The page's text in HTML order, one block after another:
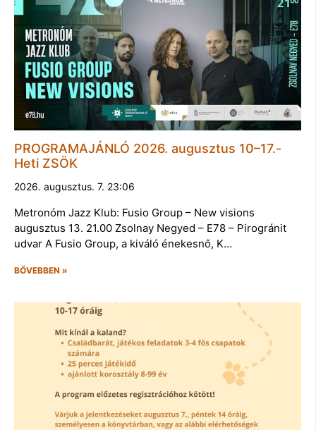
PROGRAMAJÁNLÓ 2026. augusztus 10–17.-
Heti ZSÖK
2026. augusztus. 7. 23:06
Metronóm Jazz Klub: Fusio Group – New visions
augusztus 13. 21.00 Zsolnay Negyed – E78 – Pirogránit
udvar A Fusio Group, a kiváló énekesnő, K…
BŐVEBBEN »